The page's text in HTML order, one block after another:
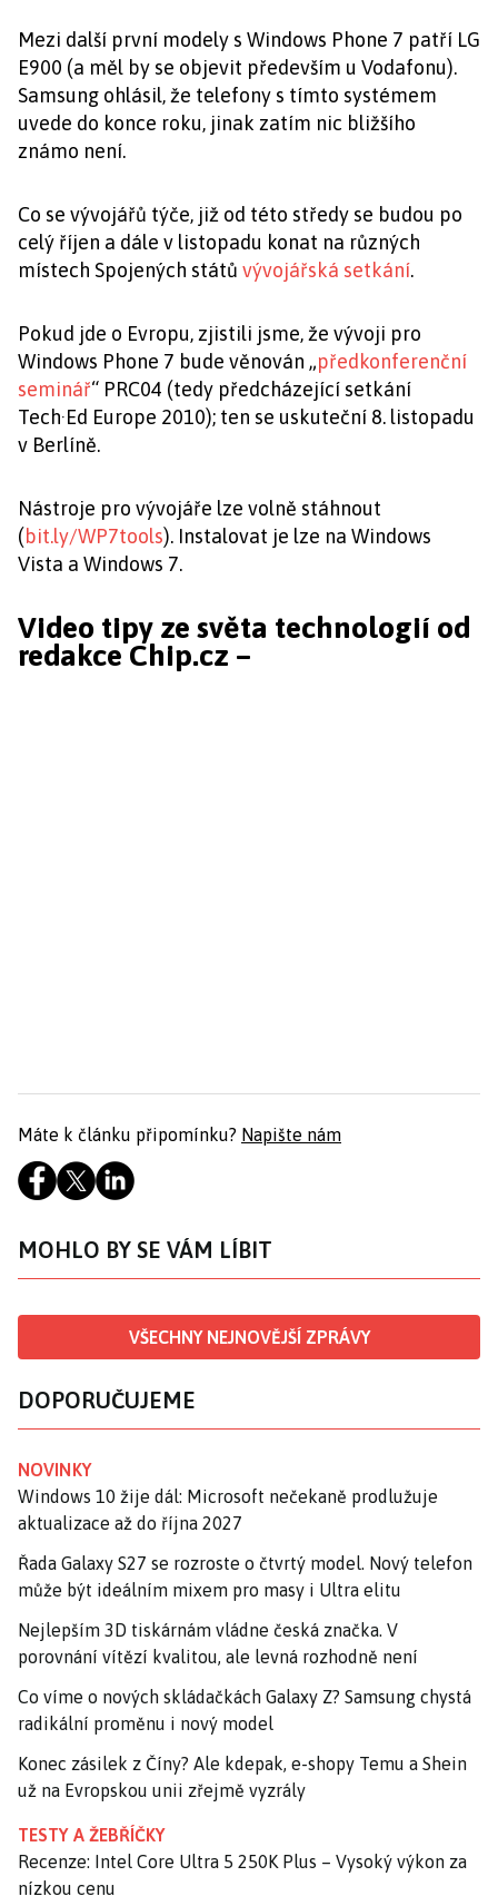
Mezi další první modely s Windows Phone 7 patří LG
E900 (a měl by se objevit především u Vodafonu).
Samsung ohlásil, že telefony s tímto systémem
uvede do konce roku, jinak zatím nic bližšího
známo není.
Co se vývojářů týče, již od této středy se budou po
celý říjen a dále v listopadu konat na různých
místech Spojených států vývojářská setkání.
Pokud jde o Evropu, zjistili jsme, že vývoji pro
Windows Phone 7 bude věnován „předkonferenční
seminář“ PRC04 (tedy předcházející setkání
Tech·Ed Europe 2010); ten se uskuteční 8. listopadu
v Berlíně.
Nástroje pro vývojáře lze volně stáhnout
(bit.ly/WP7tools). Instalovat je lze na Windows
Vista a Windows 7.
Video tipy ze světa technologií od
redakce Chip.cz –
Máte k článku připomínku? Napište nám
MOHLO BY SE VÁM LÍBIT
VŠECHNY NEJNOVĚJŠÍ ZPRÁVY
DOPORUČUJEME
NOVINKY
Windows 10 žije dál: Microsoft nečekaně prodlužuje
aktualizace až do října 2027
Řada Galaxy S27 se rozroste o čtvrtý model. Nový telefon
může být ideálním mixem pro masy i Ultra elitu
Nejlepším 3D tiskárnám vládne česká značka. V
porovnání vítězí kvalitou, ale levná rozhodně není
Co víme o nových skládačkách Galaxy Z? Samsung chystá
radikální proměnu i nový model
Konec zásilek z Číny? Ale kdepak, e-shopy Temu a Shein
už na Evropskou unii zřejmě vyzrály
TESTY A ŽEBŘÍČKY
Recenze: Intel Core Ultra 5 250K Plus – Vysoký výkon za
nízkou cenu